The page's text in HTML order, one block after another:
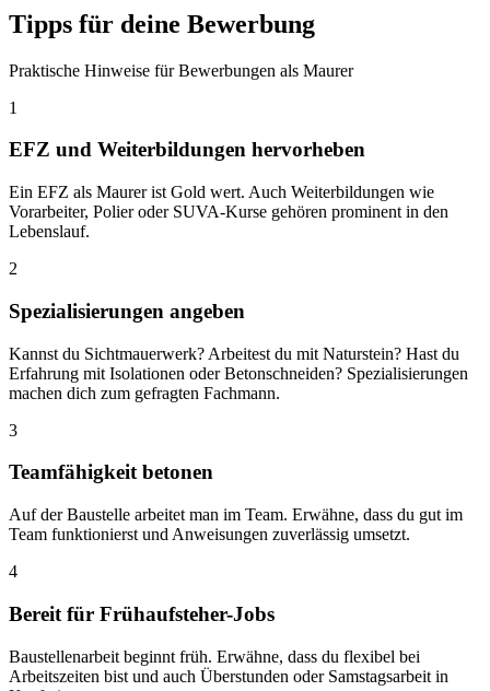
Tipps für deine Bewerbung
Praktische Hinweise für Bewerbungen als Maurer
1
EFZ und Weiterbildungen hervorheben
Ein EFZ als Maurer ist Gold wert. Auch Weiterbildungen wie
Vorarbeiter, Polier oder SUVA-Kurse gehören prominent in den
Lebenslauf.
2
Spezialisierungen angeben
Kannst du Sichtmauerwerk? Arbeitest du mit Naturstein? Hast du
Erfahrung mit Isolationen oder Betonschneiden? Spezialisierungen
machen dich zum gefragten Fachmann.
3
Teamfähigkeit betonen
Auf der Baustelle arbeitet man im Team. Erwähne, dass du gut im
Team funktionierst und Anweisungen zuverlässig umsetzt.
4
Bereit für Frühaufsteher-Jobs
Baustellenarbeit beginnt früh. Erwähne, dass du flexibel bei
Arbeitszeiten bist und auch Überstunden oder Samstagsarbeit in